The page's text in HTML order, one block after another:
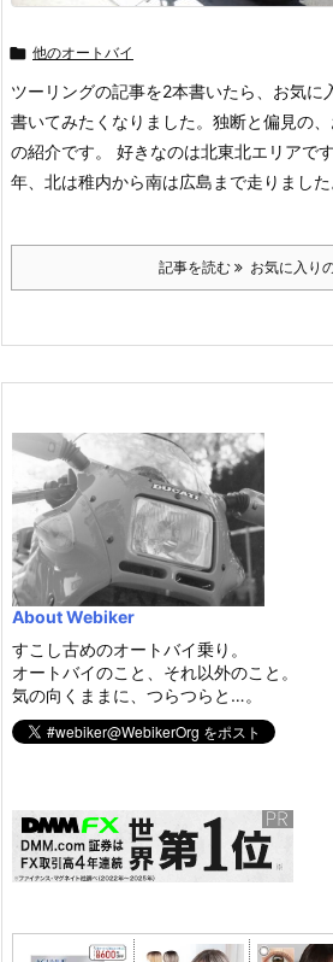
 他のオートバイ
ツーリングの記事を2本書いたら、お気に
書いてみたくなりました。独断と偏見の
の紹介です。 好きなのは北東北エリアで
年、北は稚内から南は広島まで走りまし
記事を読む お気に入り
About Webiker
すこし古めのオートバイ乗り。
オートバイのこと、それ以外のこと。
気の向くままに、つらつらと…。